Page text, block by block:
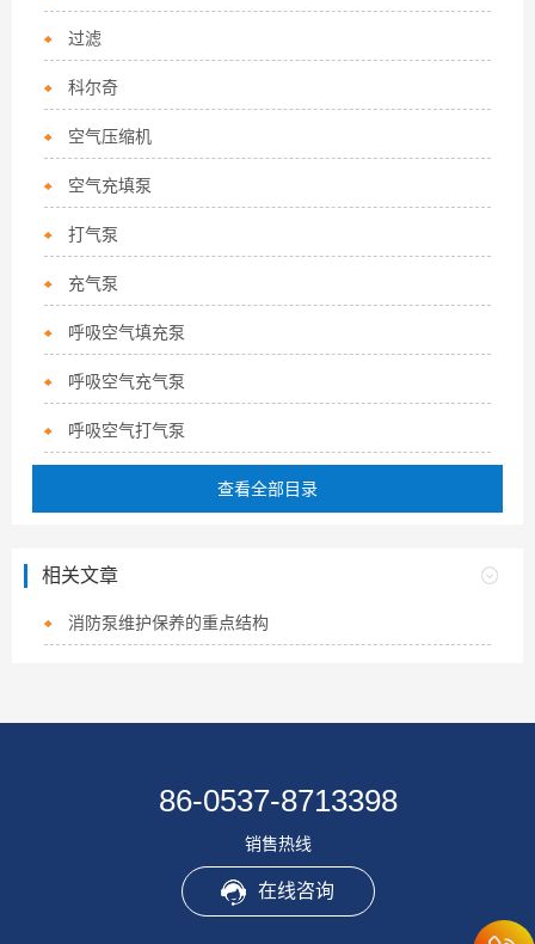
过滤
科尔奇
空气压缩机
空气充填泵
打气泵
充气泵
呼吸空气填充泵
呼吸空气充气泵
呼吸空气打气泵
查看全部目录
相关文章
消防泵维护保养的重点结构
86-0537-8713398
销售热线
在线咨询